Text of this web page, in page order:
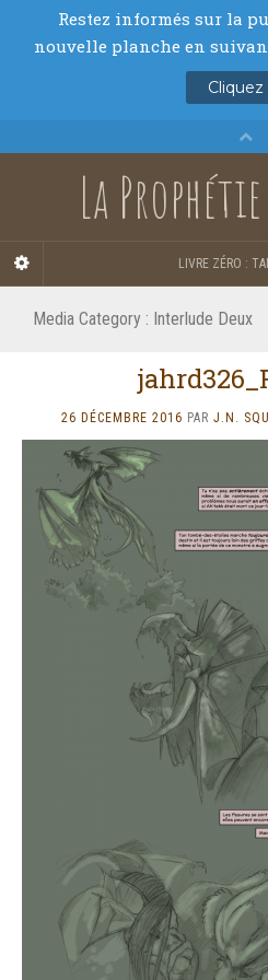
La
LIVRE ZÉRO :
Media Category : Interlude Deux
26 DÉCEMBRE 2016 PAR J.N.